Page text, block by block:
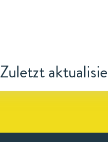
Zuletzt